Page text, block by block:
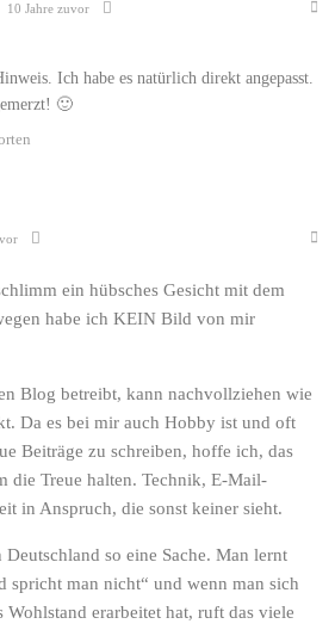
10 Jahre zuvor
Ich habe es natürlich direkt angepasst.
🙂
ein hübsches Gesicht mit dem
habe ich KEIN Bild von mir
Blog betreibt, kann nachvollziehen wie
Da es bei mir auch Hobby ist und oft
Beiträge zu schreiben, hoffe ich, das
die Treue halten. Technik, E-Mail-
in Anspruch, die sonst keiner sieht.
so eine Sache. Man lernt
spricht man nicht“ und wenn man sich
Wohlstand erarbeitet hat, ruft das viele